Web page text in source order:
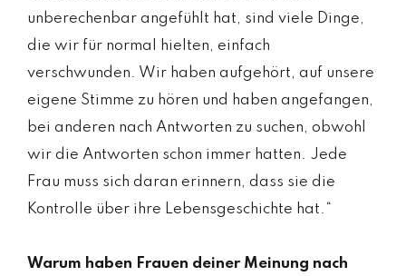
unberechenbar angefühlt hat, sind viele Dinge,
die wir für normal hielten, einfach
verschwunden. Wir haben aufgehört, auf unsere
eigene Stimme zu hören und haben angefangen,
bei anderen nach Antworten zu suchen, obwohl
wir die Antworten schon immer hatten. Jede
Frau muss sich daran erinnern, dass sie die
Kontrolle über ihre Lebensgeschichte hat.“
Warum haben Frauen deiner Meinung nach